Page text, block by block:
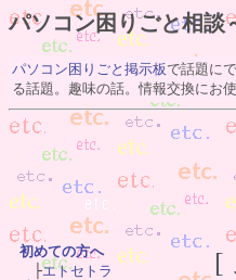
パソコン困りごと相談
パソコン困りごと掲示板で話題に
る話題。趣味の話。情報交換にお使
[
初めての方へ
├エトセトラ